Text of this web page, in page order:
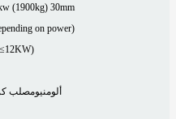
(1900kg) 30mm
on power)
ألومنيومصلب